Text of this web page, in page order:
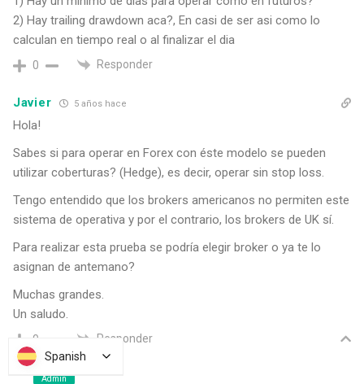
2) Hay trailing drawdown aca?, En casi de ser asi como lo
calculan en tiempo real o al finalizar el dia
0 Responder
Javier 5 años hace
Hola!
Sabes si para operar en Forex con éste modelo se pueden
utilizar coberturas? (Hedge), es decir, operar sin stop loss.
Tengo entendido que los brokers americanos no permiten este
sistema de operativa y por el contrario, los brokers de UK sí.
Para realizar esta prueba se podría elegir broker o ya te lo
asignan de antemano?
Muchas grandes.
Un saludo.
0 Responder
Admin
Spanish
Spanish